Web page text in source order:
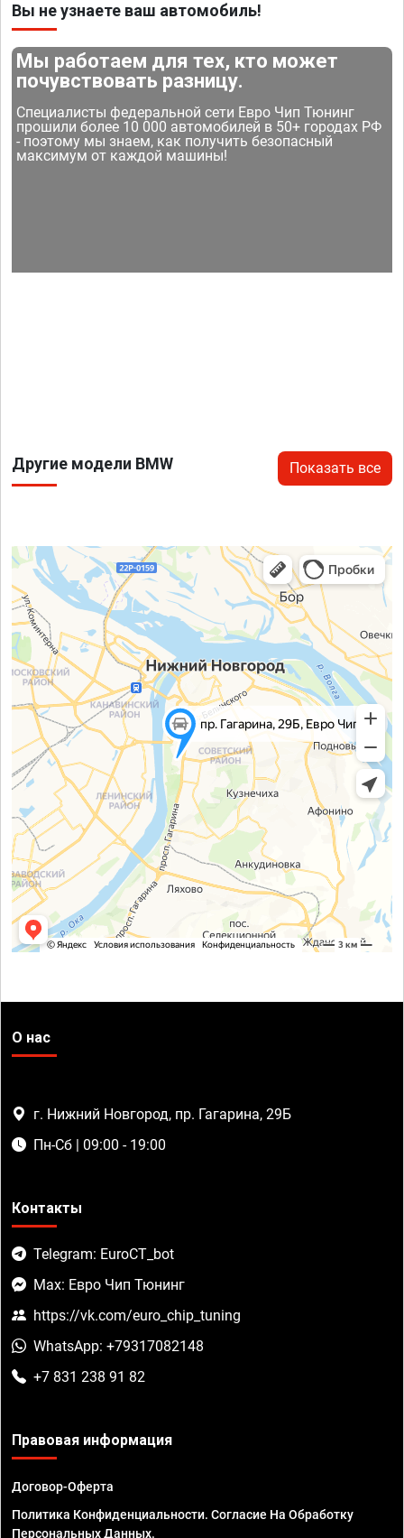
Вы не узнаете ваш автомобиль!
Мы работаем для тех, кто может
почувствовать разницу.
Специалисты федеральной сети Евро Чип Тюнинг
прошили более 10 000 автомобилей в 50+ городах РФ
- поэтому мы знаем, как получить безопасный
максимум от каждой машины!
Другие модели BMW Показать все
О нас
г. Нижний Новгород, пр. Гагарина, 29Б
Пн-Сб | 09:00 - 19:00
Контакты
Telegram: EuroCT_bot
Max: Евро Чип Тюнинг
https://vk.com/euro_chip_tuning
WhatsApp: +79317082148
+7 831 238 91 82
Правовая информация
Договор-Оферта
Политика Конфиденциальности. Согласие На Обработку
Персональных Данных.